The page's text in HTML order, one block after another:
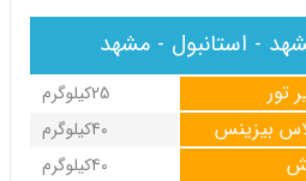
- استانبول - مشهد
25کیلوگرم تور
40کیلوگرم بیزینس
40کیلوگرم